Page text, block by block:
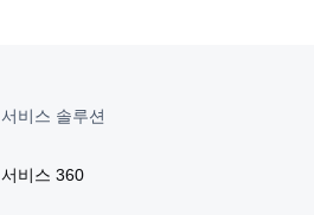
서비스 솔루션
서비스 360